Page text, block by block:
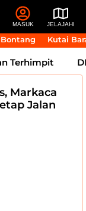
MASUK JELAJAHI
Bontang Kutai
Markaca
Jalan